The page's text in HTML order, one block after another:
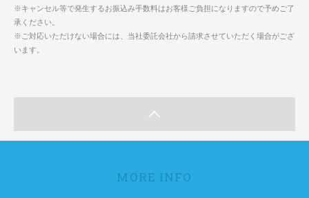
※キャンセル等で発生するお振込み手数料はお客様ご負担になりますので予めご了
承ください。
※ご対応いただけない場合には、当社委託会社から請求させていただく場合がござ
います。
MORE INFO